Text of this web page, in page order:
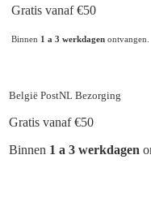
Gratis vanaf €50
Binnen 1 a 3 werkdagen ontvangen.
België PostNL
Gratis vanaf €50
Binnen 1 a 3 werkdagen